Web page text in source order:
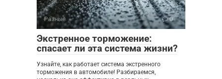
Разные 0
Экстренное торможение:
спасает ли эта система жизни?
Узнайте, как работает система экстренного
торможения в автомобиле! Разбираемся,